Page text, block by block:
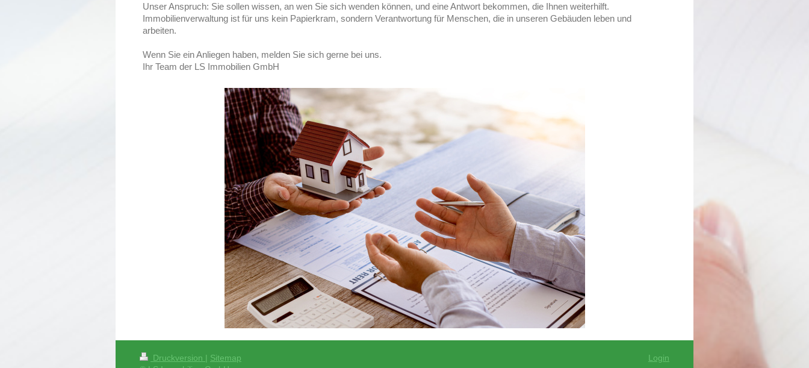
Unser Anspruch: Sie sollen wissen, an wen Sie sich wenden können, und eine Antwort bekommen, die Ihnen weiterhilft.
Immobilienverwaltung ist für uns kein Papierkram, sondern Verantwortung für Menschen, die in unseren Gebäuden leben und
arbeiten.
Wenn Sie ein Anliegen haben, melden Sie sich gerne bei uns.
Ihr Team der LS Immobilien GmbH
Druckversion | Sitemap
Login